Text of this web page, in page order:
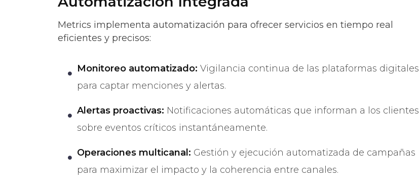
Metrics implementa automatización para ofrecer servicios en tiempo real
eficientes y precisos:
Monitoreo automatizado: Vigilancia continua de las plataformas digitales
para captar menciones y alertas.
Alertas proactivas: Notificaciones automáticas que informan a los clientes
sobre eventos críticos instantáneamente.
Operaciones multicanal: Gestión y ejecución automatizada de campañas
para maximizar el impacto y la coherencia entre canales.